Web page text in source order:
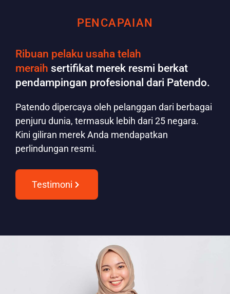
PENCAPAIAN
Ribuan pelaku usaha telah
meraih sertifikat merek resmi berkat
pendampingan profesional dari Patendo.
Patendo dipercaya oleh pelanggan dari berbagai
penjuru dunia, termasuk lebih dari 25 negara.
Kini giliran merek Anda mendapatkan
perlindungan resmi.
Testimoni